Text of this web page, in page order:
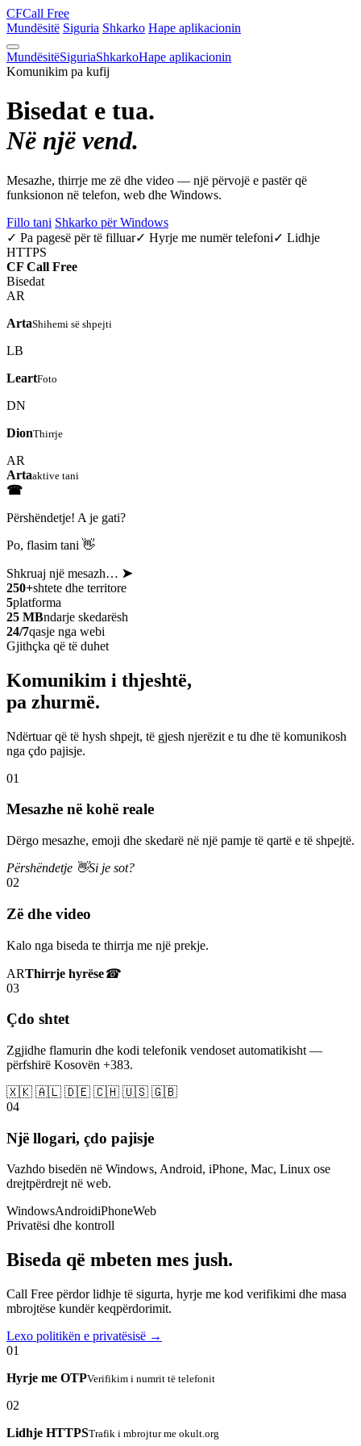
CFCall Free
Mundësitë Siguria Shkarko Hape aplikacionin
MundësitëSiguriaShkarkoHape aplikacionin
Komunikim pa kufij
Bisedat e tua.
Në një vend.
Mesazhe, thirrje me zë dhe video — një përvojë e pastër që
funksionon në telefon, web dhe Windows.
Fillo tani Shkarko për Windows
✓ Pa pagesë për të filluar✓ Hyrje me numër telefoni✓ Lidhje
HTTPS
CF Call Free
Bisedat
AR
ArtaShihemi së shpejti
LB
LeartFoto
DN
DionThirrje
AR
Artaaktive tani
☎
Përshëndetje! A je gati?
Po, flasim tani 👋
Shkruaj një mesazh… ➤
250+shtete dhe territore
5platforma
25 MBndarje skedarësh
24/7qasje nga webi
Gjithçka që të duhet
Komunikim i thjeshtë,
pa zhurmë.
Ndërtuar që të hysh shpejt, të gjesh njerëzit e tu dhe të komunikosh
nga çdo pajisje.
01
Mesazhe në kohë reale
Dërgo mesazhe, emoji dhe skedarë në një pamje të qartë e të shpejtë.
Përshëndetje 👋Si je sot?
02
Zë dhe video
Kalo nga biseda te thirrja me një prekje.
ARThirrje hyrëse☎
03
Çdo shtet
Zgjidhe flamurin dhe kodi telefonik vendoset automatikisht —
përfshirë Kosovën +383.
🇽🇰 🇦🇱 🇩🇪 🇨🇭 🇺🇸 🇬🇧
04
Një llogari, çdo pajisje
Vazhdo bisedën në Windows, Android, iPhone, Mac, Linux ose
drejtpërdrejt në web.
WindowsAndroidiPhoneWeb
Privatësi dhe kontroll
Biseda që mbeten mes jush.
Call Free përdor lidhje të sigurta, hyrje me kod verifikimi dhe masa
mbrojtëse kundër keqpërdorimit.
Lexo politikën e privatësisë →
01
Hyrje me OTPVerifikim i numrit të telefonit
02
Lidhje HTTPSTrafik i mbrojtur me okult.org